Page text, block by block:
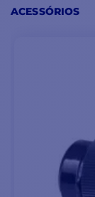
ACESSÓRIOS